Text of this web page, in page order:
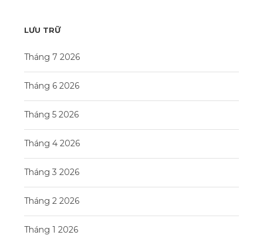
LƯU TRỮ
Tháng 7 2026
Tháng 6 2026
Tháng 5 2026
Tháng 4 2026
Tháng 3 2026
Tháng 2 2026
Tháng 1 2026